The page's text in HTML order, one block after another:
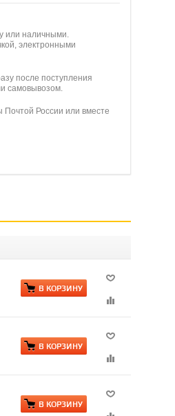
или наличными.
электронными
после поступления
самовывозом.
Почтой России или вместе
В КОРЗИНУ
В КОРЗИНУ
В КОРЗИНУ